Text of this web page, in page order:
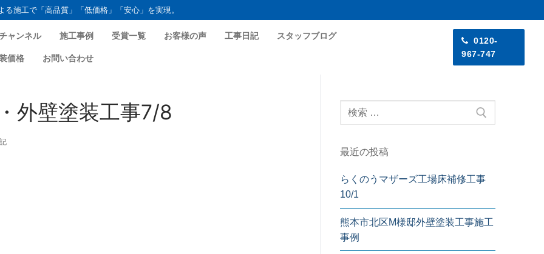
施工で「高品質」「低価格」「安心」を実現。
ャンネル 施工事例 受賞一覧 お客様の声 工事日記 スタッフブログ
価格 お問い合わせ
0120-
967-747
外壁塗装工事7/8
最近の投稿
らくのうマザーズ工場床補修工事
10/1
熊本市北区M様邸外壁塗装工事施工
事例